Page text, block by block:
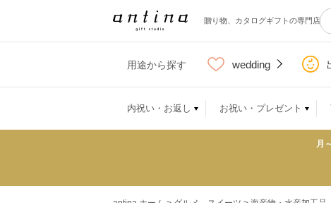
贈り物、カタログギフトの専門店
用途から探す wedding
内祝い・お返し お祝い・プレゼント
月